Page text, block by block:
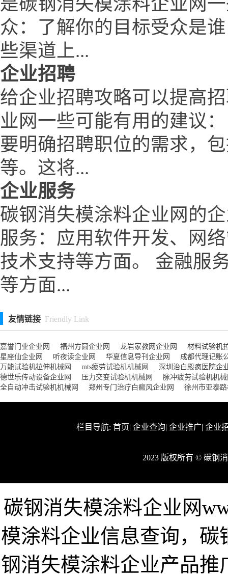
众：了解你的目标受众是
些渠道上...
企业招聘
给企业招聘攻略可以提高
业网一些可能有用的建议
要明确招聘职位的需求，
等。这将...
企业服务
碳钢消失模涂料企业网的
服务：应用软件开发、网
技术支持等方面。 金融服
等方面...
友情链接 Friendly Link
嘉誉门业企业网 福州方圆企业网 龙岩家教网企业网
材料试验机
星座仙企业网
听夜读企业网 华夏信息导刊企业网
成都代理记账
万能试验机拉伸机械网
mts疲劳试验机机械网
深圳治白殿疯医院企
德世乐传动设备企业网
压力交变试验机机械网
脉冲疲劳试验机机
全自动冲击试验机机械网
郑州专门治疗白癜风企业网 徐州市亚泰
栏目导航: 首页| 企业查询| 企业推广| 企业
2023 版权所有 © 碳钢
碳钢消失模涂料企业网
模涂料企业信息查询，
钢消失模涂料企业产品